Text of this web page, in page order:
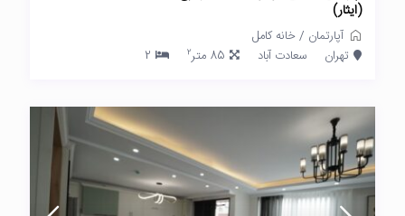
(ایثار)
آپارتمان /خانه کامل
تهران
سعادت آباد 85 متر 2
2